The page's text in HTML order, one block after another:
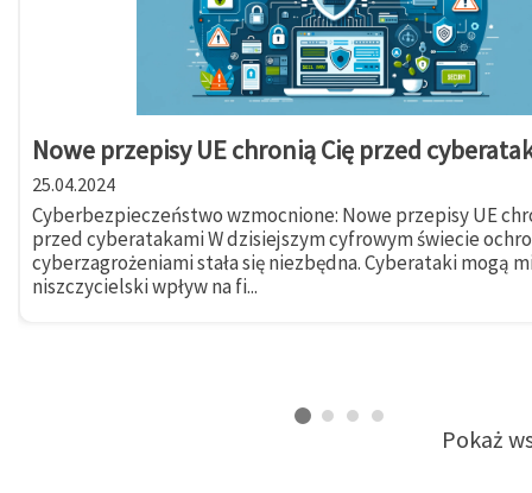
Nowe przepisy UE chronią Cię przed
25.04.2024
Cyberbezpieczeństwo wzmocnione: Nowe przepisy UE
przed cyberatakami W dzisiejszym cyfrowym świecie
cyberzagrożeniami stała się niezbędna. Cyberataki mogą
niszczycielski wpływ na fi...
Pokaż